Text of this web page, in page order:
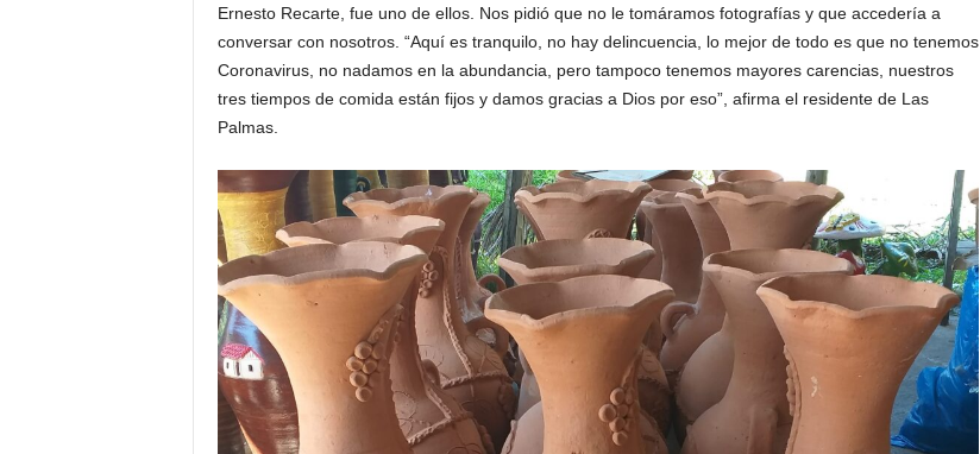
Ernesto Recarte, fue uno de ellos. Nos pidió que no le tomáramos fotografías y que accedería a
conversar con nosotros. “Aquí es tranquilo, no hay delincuencia, lo mejor de todo es que no tenemos
Coronavirus, no nadamos en la abundancia, pero tampoco tenemos mayores carencias, nuestros
tres tiempos de comida están fijos y damos gracias a Dios por eso”, afirma el residente de Las
Palmas.